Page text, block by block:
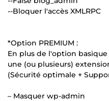
--Bloquer l'accès XMLRPC
*Option PREMIUM :
En plus de l'option
une (ou plusieurs)
(Sécurité optimale +
– Masquer wp-admin